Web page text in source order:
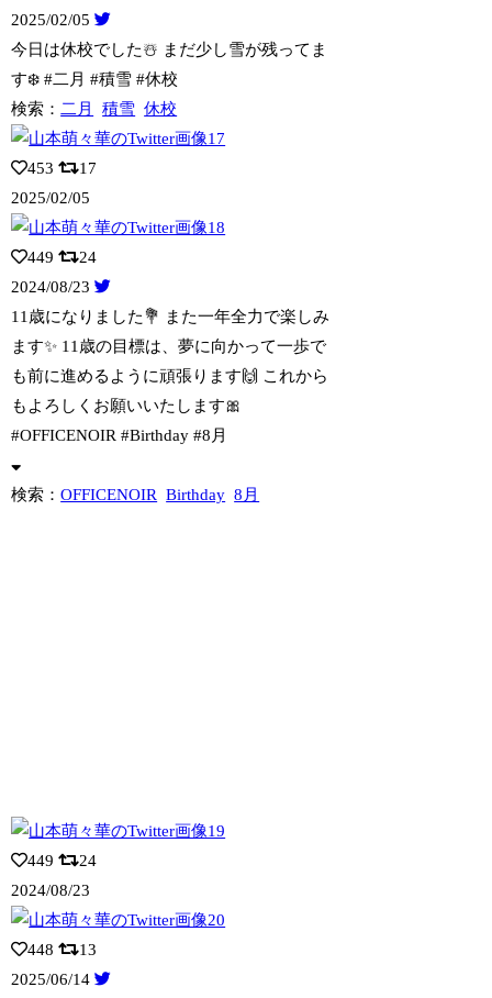
2025/02/05
今日は休校でした☃️ まだ少し雪が残ってま
す❄️ #二月 #積雪 #休校
検索： 二月 積雪 休校
453
17
2025/02/05
449
24
2024/08/23
11歳になりました💐 また一年全力で楽しみ
ます✨ 11歳の目標は、夢に向かって一歩で
も前に進めるように頑張ります🙌 これから
もよろしくお願いいたします🎀
#OFFICENOIR #Birthday #8月
検索：OFFICENOIR Birthday 8月
449
24
2024/08/23
448
13
2025/06/14